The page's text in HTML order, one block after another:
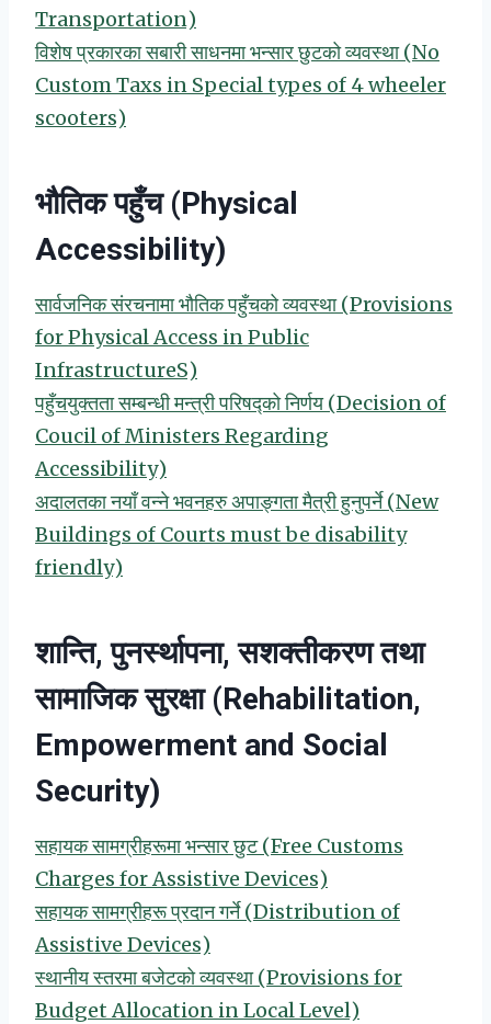
Transportation)
विशेष प्रकारका सबारी साधनमा भन्सार छुटको व्यवस्था (No
Custom Taxs in Special types of 4 wheeler
scooters)
भौतिक पहुँच (Physical
Accessibility)
सार्वजनिक संरचनामा भौतिक पहुँचको व्यवस्था (Provisions
for Physical Access in Public
InfrastructureS)
पहुँचयुक्तता सम्बन्धी मन्त्री परिषद्को निर्णय (Decision of
Coucil of Ministers Regarding
Accessibility)
अदालतका नयाँ वन्ने भवनहरु अपाङ्गता मैत्री हुनुपर्ने (New
Buildings of Courts must be disability
friendly)
शान्ति, पुनर्स्थापना, सशक्तीकरण तथा
सामाजिक सुरक्षा (Rehabilitation,
Empowerment and Social
Security)
सहायक सामग्रीहरूमा भन्सार छुट (Free Customs
Charges for Assistive Devices)
सहायक सामग्रीहरू प्रदान गर्ने (Distribution of
Assistive Devices)
स्थानीय स्तरमा बजेटको व्यवस्था (Provisions for
Budget Allocation in Local Level)